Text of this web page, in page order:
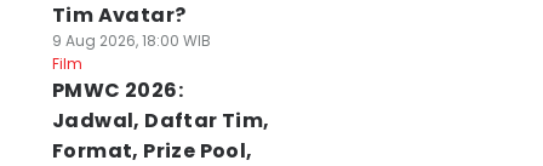
Tim Avatar?
9 Aug 2026, 18:00 WIB
Film
PMWC 2026:
Jadwal, Daftar Tim,
Format, Prize Pool,